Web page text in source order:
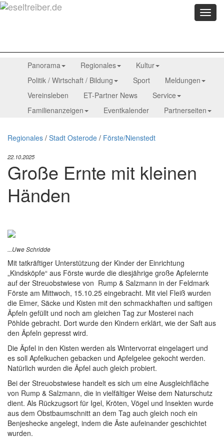
Menü
Panorama Regionales
Kultur
Politik / Wirtschaft / Bildung
Sport
Meldungen
Vereinsleben
ET-Partner News
Service
Familienanzeigen
Eventkalender Partnerseiten
Regionales / Stadt Osterode / Förste/Nienstedt
22.10.2025
Große Ernte mit kleinen
Händen
...Uwe Schridde
Mit tatkräftiger Unterstützung der Kinder der Einrichtung
„Kindsköpfe“ aus Förste wurde die diesjährige große Apfelernte
auf der Streuobstwiese von Rump & Salzmann in der Feldmark
Förste am Mittwoch, 15.10.25 eingebracht. Mit viel Fleiß wurden
die Eimer, Säcke und Kisten mit den schmackhaften und saftigen
Äpfeln gefüllt und noch am gleichen Tag zur Mosterei nach
Pöhlde gebracht. Dort wurde den Kindern erklärt, wie der Saft aus
den Äpfeln gepresst wird.
Die Äpfel in den Kisten werden als Wintervorrat eingelagert und
es soll Apfelkuchen gebacken und Apfelgelee gekocht werden.
Natürlich wurden die Äpfel auch gleich probiert.
Bei der Streuobstwiese handelt es sich um eine Ausgleichfläche
von Rump & Salzmann, die in vielfältiger Weise dem Naturschutz
dient. Als Rückzugsort für Igel, Kröten, Vögel und Insekten wurde
aus dem Obstbaumschnitt an dem Tag auch gleich noch ein
Benjeshecke angelegt, indem die Äste aufeinander geschichtet
wurden.